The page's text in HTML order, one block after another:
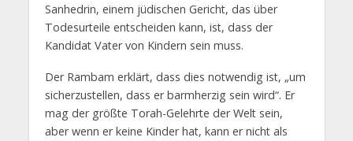
Sanhedrin, einem jüdischen Gericht, das über
Todesurteile entscheiden kann, ist, dass der
Kandidat Vater von Kindern sein muss.
Der Rambam erklärt, dass dies notwendig ist, „um
sicherzustellen, dass er barmherzig sein wird“. Er
mag der größte Torah-Gelehrte der Welt sein,
aber wenn er keine Kinder hat, kann er nicht als